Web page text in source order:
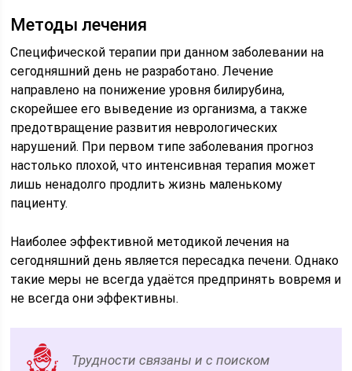
Методы лечения
Специфической терапии при данном заболевании на
сегодняшний день не разработано. Лечение
направлено на понижение уровня билирубина,
скорейшее его выведение из организма, а также
предотвращение развития неврологических
нарушений. При первом типе заболевания прогноз
настолько плохой, что интенсивная терапия может
лишь ненадолго продлить жизнь маленькому
пациенту.
Наиболее эффективной методикой лечения на
сегодняшний день является пересадка печени. Однако
такие меры не всегда удаётся предпринять вовремя и
не всегда они эффективны.
Трудности связаны и с поиском